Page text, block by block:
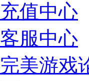
充值中心
客服中心
完美游戏